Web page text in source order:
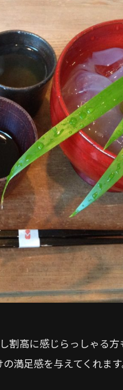
高に感じらっしゃる方
満足感を与えてくれます